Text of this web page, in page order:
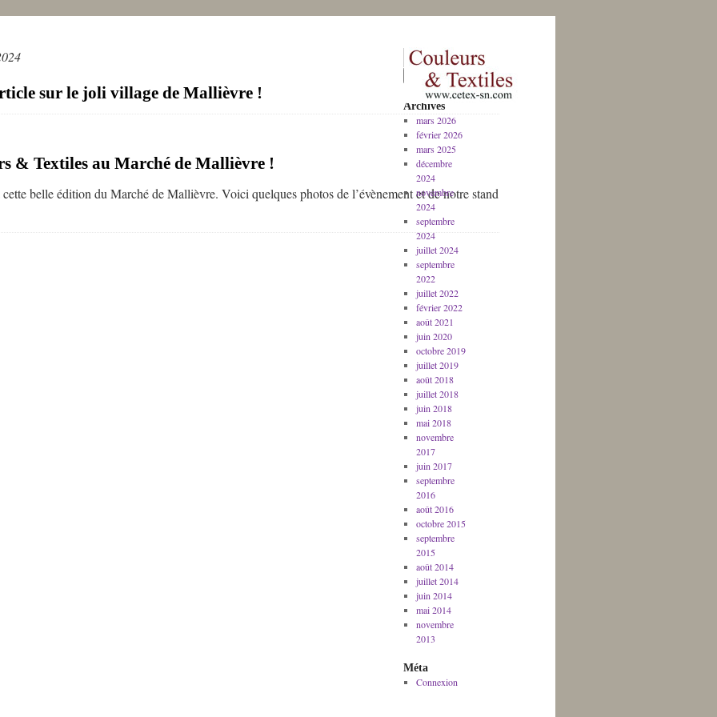
sur le joli village de Mallièvre !
& Textiles au Marché de Mallièvre !
cette belle édition du Marché de Mallièvre. Voici quelques photos de l’évènement et de notre stand
Archives
mars 2026
février 2026
mars 2025
décembre
2024
novembre
2024
septembre
2024
juillet 2024
septembre
2022
juillet 2022
février 2022
août 2021
juin 2020
octobre 2019
juillet 2019
août 2018
juillet 2018
juin 2018
mai 2018
novembre
2017
juin 2017
septembre
2016
août 2016
octobre 2015
septembre
2015
août 2014
juillet 2014
juin 2014
mai 2014
novembre
2013
Méta
Connexion